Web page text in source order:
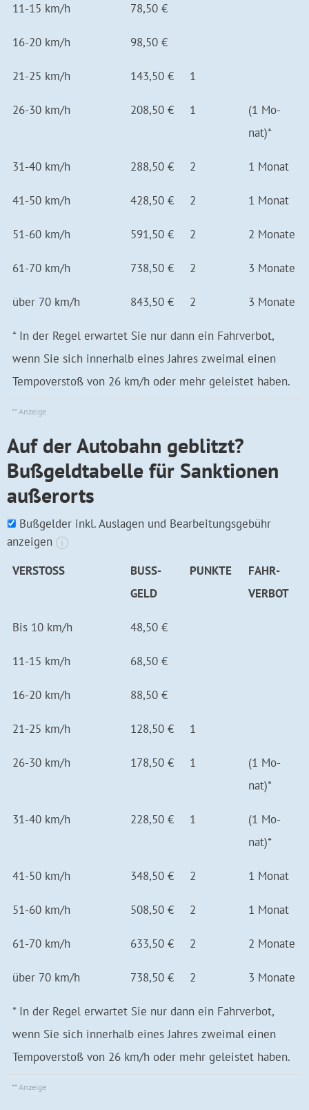
11-15 km/h 78,50 €
16-20 km/h 98,50 €
21-25 km/h 143,50 € 1
26-30 km/h 208,50 € 1
(1 Mo­­
nat)*
31-40 km/h 288,50 € 2 1 Mo­nat
41-50 km/h 428,50 € 2 1 Mo­nat
51-60 km/h 591,50 € 2 2 Mo­nate
61-70 km/h 738,50 € 2 3 Mo­nate
über 70 km/h 843,50 € 2 3 Mo­nate
* In der Regel erwartet Sie nur dann ein Fahrverbot,
wenn Sie sich innerhalb eines Jahres zweimal einen
Tempoverstoß von 26 km/h oder mehr geleistet haben.
Auf der Autobahn geblitzt?
Bußgeldtabelle für Sanktionen
außerorts
Bußgelder inkl. Auslagen und Bearbeitungsgebühr
anzeigen
i
VER­STOSS
BUSS­G
ELD
PUNK­TE
FAHR­
VERBOT
Bis 10 km/h 48,50 €
11-15 km/h 68,50 €
16-20 km/h 88,50 €
21-25 km/h 128,50 € 1
26-30 km/h 178,50 € 1
(1 Mo­
nat)*
31-40 km/h 228,50 € 1
(1 Mo­
nat)*
41-50 km/h 348,50 € 2 1 Mo­nat
51-60 km/h 508,50 € 2 1 Mo­nat
61-70 km/h 633,50 € 2 2 Mo­nate
über 70 km/h 738,50 € 2 3 Mo­nate
* In der Regel erwartet Sie nur dann ein Fahrverbot,
wenn Sie sich innerhalb eines Jahres zweimal einen
Tempoverstoß von 26 km/h oder mehr geleistet haben.